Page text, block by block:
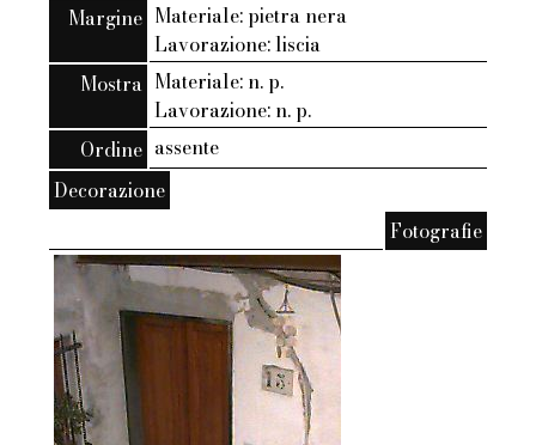
Margine Materiale: pietra nera
Lavorazione: liscia
Mostra Materiale: n. p.
Lavorazione: n. p.
Ordine assente
Decorazione
Fotografie